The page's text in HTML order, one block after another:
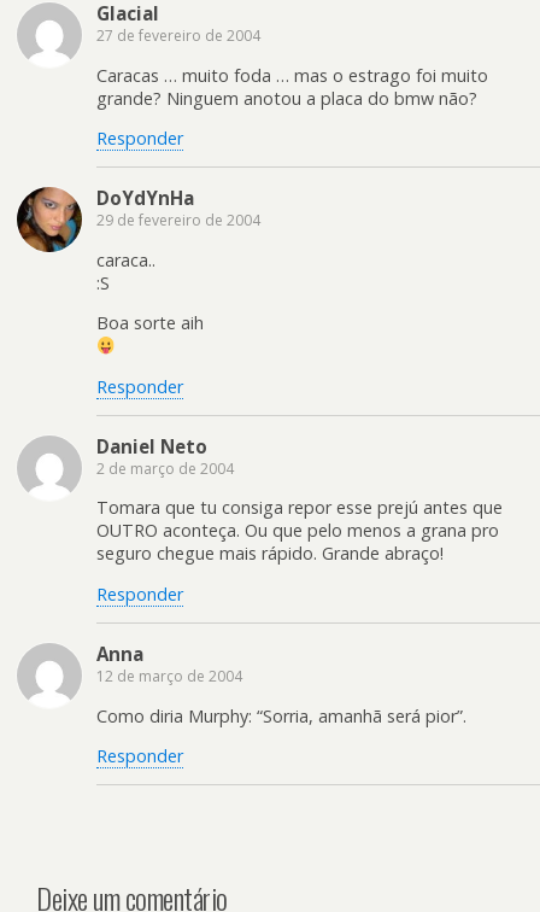
Glacial
27 de fevereiro de 2004
Caracas … muito foda … mas o estrago foi muito
grande? Ninguem anotou a placa do bmw não?
Responder
DoYdYnHa
29 de fevereiro de 2004
caraca..
:S
Boa sorte aih
Responder
Daniel Neto
2 de março de 2004
Tomara que tu consiga repor esse prejú antes que
OUTRO aconteça. Ou que pelo menos a grana pro
seguro chegue mais rápido. Grande abraço!
Responder
Anna
12 de março de 2004
Como diria Murphy: “Sorria, amanhã será pior”.
Responder
Deixe um comentário